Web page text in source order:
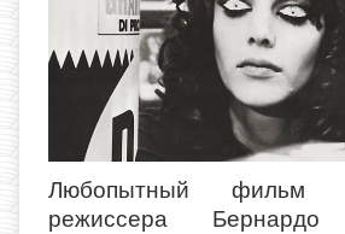
Любопытный фильм
режиссера Бернардо